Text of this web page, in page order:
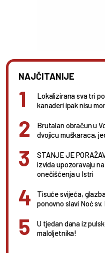
NAJČITANIJE
Lokalizirana sva tri
kanaderi ipak nisu
Brutalan obračun u
dvojicu muškaraca,
STANJE JE
izvida upozoravaju
onečišćenja u Istri
Tisuće svijeća,
ponovno slavi Noć sv.
U tjedan dana iz
maloljetnika!